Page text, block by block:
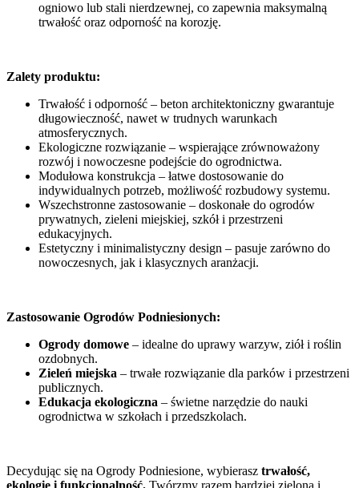
ogniowo lub stali nierdzewnej, co zapewnia maksymalną
trwałość oraz odporność na korozję.
Zalety produktu:
Trwałość i odporność – beton architektoniczny gwarantuje
długowieczność, nawet w trudnych warunkach
atmosferycznych.
Ekologiczne rozwiązanie – wspierające zrównoważony
rozwój i nowoczesne podejście do ogrodnictwa.
Modułowa konstrukcja – łatwe dostosowanie do
indywidualnych potrzeb, możliwość rozbudowy systemu.
Wszechstronne zastosowanie – doskonałe do ogrodów
prywatnych, zieleni miejskiej, szkół i przestrzeni
edukacyjnych.
Estetyczny i minimalistyczny design – pasuje zarówno do
nowoczesnych, jak i klasycznych aranżacji.
Zastosowanie Ogrodów Podniesionych:
Ogrody domowe – idealne do uprawy warzyw, ziół i roślin
ozdobnych.
Zieleń miejska – trwałe rozwiązanie dla parków i przestrzeni
publicznych.
Edukacja ekologiczna – świetne narzędzie do nauki
ogrodnictwa w szkołach i przedszkolach.
Decydując się na Ogrody Podniesione, wybierasz trwałość,
ekologię i funkcjonalność. Twórzmy razem bardziej zieloną i